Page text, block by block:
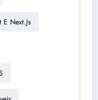
E Next.js